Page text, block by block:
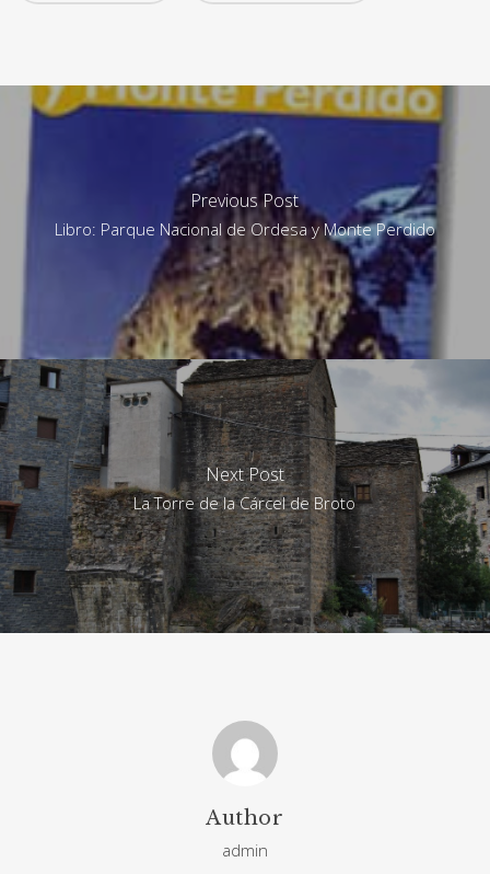
Previous Post
Libro: Parque Nacional de Ordesa y Monte Perdido
Next Post
La Torre de la Cárcel de Broto
Author
admin